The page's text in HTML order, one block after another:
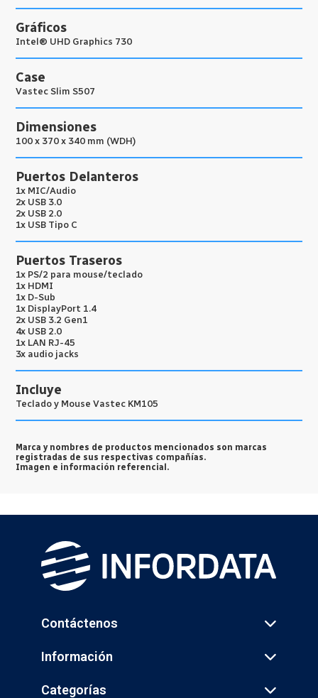
Gráficos
Intel® UHD Graphics 730
Case
Vastec Slim S507
Dimensiones
100 x 370 x 340 mm (WDH)
Puertos Delanteros
1x MIC/Audio
2x USB 3.0
2x USB 2.0
1x USB Tipo C
Puertos Traseros
1x PS/2 para mouse/teclado
1x HDMI
1x D-Sub
1x DisplayPort 1.4
2x USB 3.2 Gen1
4x USB 2.0
1x LAN RJ-45
3x audio jacks
Incluye
Teclado y Mouse Vastec KM105
Marca y nombres de productos mencionados son marcas
registradas de sus respectivas compañías.
Imagen e información referencial.
Contáctenos
Información
Categorías